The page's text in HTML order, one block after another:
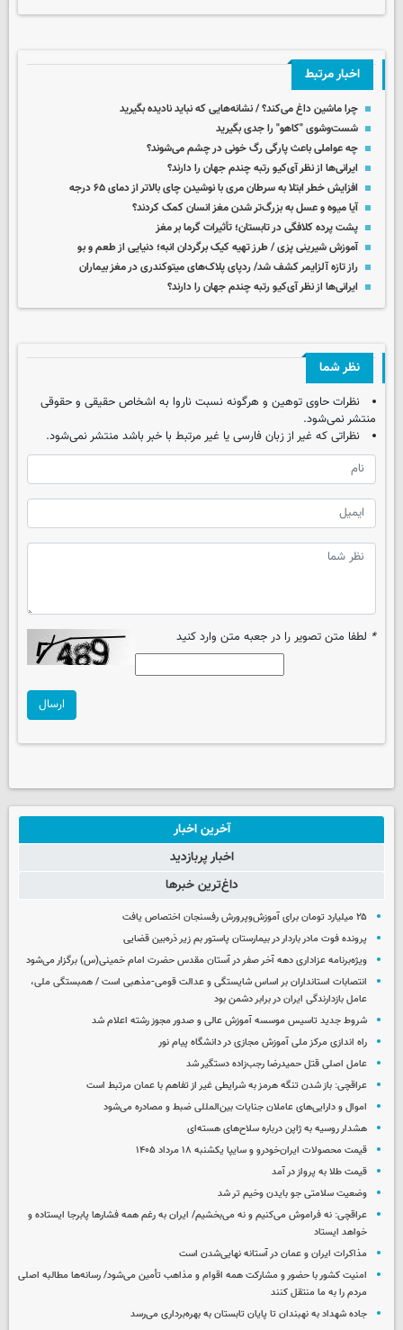
اخبار مرتبط
چرا ماشین داغ می‌کند؟ / نشانه‌هایی که نباید نادیده بگیرید
شست‌وشوی "کاهو" را جدی بگیرید
چه عواملی باعث پارگی رگ خونی در چشم می‌شوند؟
ایرانی‌ها از نظر آی‌کیو رتبه چندم جهان را دارند؟
افزایش خطر ابتلا به سرطان مری با نوشیدن چای بالاتر از دمای ۶۵ درجه
آیا میوه و عسل به بزرگ‌تر شدن مغز انسان کمک کردند؟
پشت پرده کلافگی در تابستان؛ تأثیرات گرما بر مغز
آموزش شیرینی پزی / طرز تهیه کیک برگردان انبه؛ دنیایی از طعم و بو
راز تازه آلزایمر کشف شد/ ردپای پلاک‌های میتوکندری در مغز بیماران
ایرانی‌ها از نظر آی‌کیو رتبه چندم جهان را دارند؟
نظر شما
نظرات حاوی توهین و هرگونه نسبت ناروا به اشخاص حقیقی و حقوقی
منتشر نمی‌شود.
نظراتی که غیر از زبان فارسی یا غیر مرتبط با خبر باشد منتشر نمی‌شود.
* لطفا متن تصویر را در جعبه متن وارد کنید
ارسال
آخرین اخبار
اخبار پربازدید
داغ‌ترین خبرها
۲۵ میلیارد تومان برای آموزش‌وپرورش رفسنجان اختصاص یافت
پرونده فوت مادر باردار در بیمارستان پاستور بم زیر ذره‌بین قضایی
ویژه‌برنامه عزاداری دهه آخر صفر در آستان مقدس حضرت امام خمینی(س) برگزار می‌شود
انتصابات استانداران بر اساس شایستگی و عدالت قومی-مذهبی است / همبستگی ملی،
عامل بازدارندگی ایران در برابر دشمن بود
شروط جدید تاسیس موسسه آموزش عالی و صدور مجوز رشته اعلام شد
راه اندازی مرکز ملی آموزش مجازی در دانشگاه پیام نور
عامل اصلی قتل حمیدرضا رجب‌زاده دستگیر شد
عراقچی: باز شدن تنگه هرمز به شرایطی غیر از تفاهم با عمان مرتبط است
اموال و دارایی‌های عاملان جنایات بین‌المللی ضبط و مصادره می‌شود
هشدار روسیه به ژاپن درباره سلاح‌های هسته‌ای
قیمت محصولات ایران‌خودرو و سایپا یکشنبه ۱۸ مرداد ۱۴۰۵
قیمت طلا به پرواز در آمد
وضعیت سلامتی جو بایدن وخیم تر شد
عراقچی: نه فراموش می‌کنیم و نه می‌بخشیم/ ایران به رغم همه فشارها پابرجا ایستاده و
خواهد ایستاد
مذاکرات ایران و عمان در آستانه نهایی‌شدن است
امنیت کشور با حضور و مشارکت همه اقوام و مذاهب تأمین می‌شود/ رسانه‌ها مطالبه اصلی
مردم را به ما منتقل کنند
جاده شهداد به نهبندان تا پایان تابستان به بهره‌برداری می‌رسد